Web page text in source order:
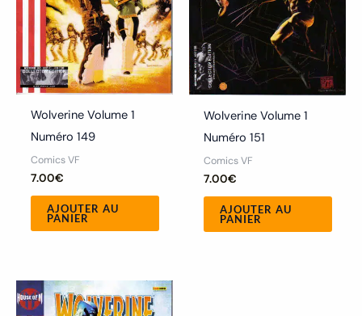
Wolverine Volume 1
Numéro 149
Comics VF
7.00€
AJOUTER AU
PANIER
Wolverine Volume 1
Numéro 151
Comics VF
7.00€
AJOUTER AU
PANIER